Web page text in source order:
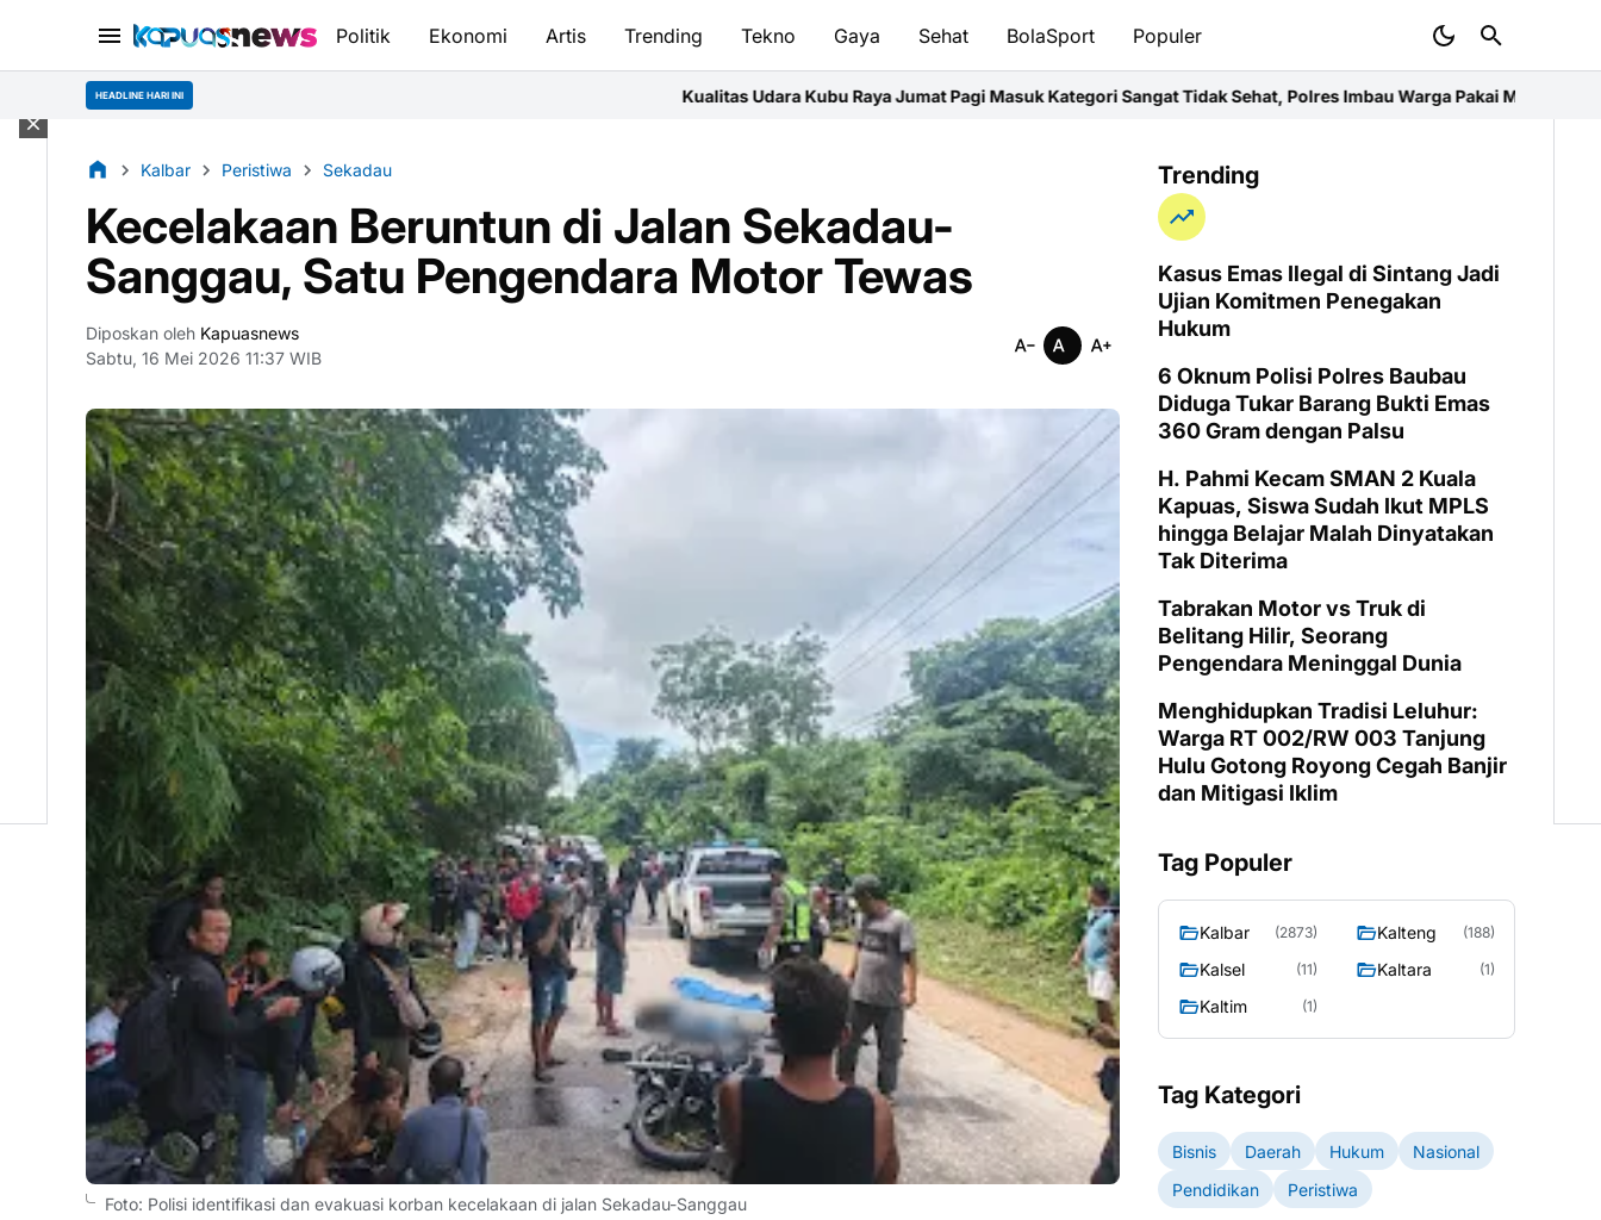
Politik Ekonomi Artis Trending Tekno Gaya Sehat BolaSport Populer
HEADLINE HARI INI Kualitas Udara Kubu Raya Jumat Pagi Masuk Kategori Sangat Tidak Sehat, Polres Imbau Warga Pakai MaskerPersonel Gabungan KRYD
Kalbar Peristiwa Sekadau
Kecelakaan Beruntun di Jalan Sekadau-
Sanggau, Satu Pengendara Motor Tewas
Diposkan oleh Kapuasnews
Sabtu, 16 Mei 2026 11:37 WIB
Foto: Polisi identifikasi dan evakuasi korban kecelakaan di jalan Sekadau-Sanggau
Trending
Kasus Emas Ilegal di Sintang Jadi
Ujian Komitmen Penegakan
Hukum
6 Oknum Polisi Polres Baubau
Diduga Tukar Barang Bukti Emas
360 Gram dengan Palsu
H. Pahmi Kecam SMAN 2 Kuala
Kapuas, Siswa Sudah Ikut MPLS
hingga Belajar Malah Dinyatakan
Tak Diterima
Tabrakan Motor vs Truk di
Belitang Hilir, Seorang
Pengendara Meninggal Dunia
Menghidupkan Tradisi Leluhur:
Warga RT 002/RW 003 Tanjung
Hulu Gotong Royong Cegah Banjir
dan Mitigasi Iklim
Tag Populer
Kalbar (2873) Kalteng (188)
Kalsel (11) Kaltara (1)
Kaltim (1)
Tag Kategori
Bisnis Daerah Hukum
Nasional
Pendidikan
Peristiwa